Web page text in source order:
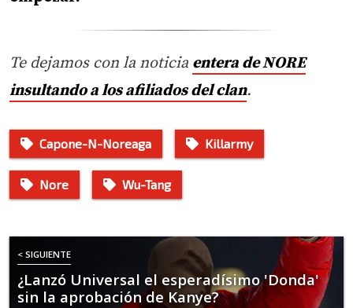
Te dejamos con la noticia entera de NORE
insultando a los afiliados del clan.
Capone-N-Noreaga Killarmy
Nore Wu-Tang
< SIGUIENTE
¿Lanzó Universal el esperadísimo 'Donda'
sin la aprobación de Kanye?